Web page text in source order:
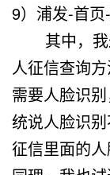
9）浦发-首
其中，我
人征信查询
需要人脸识
统说人脸识
征信里面的人